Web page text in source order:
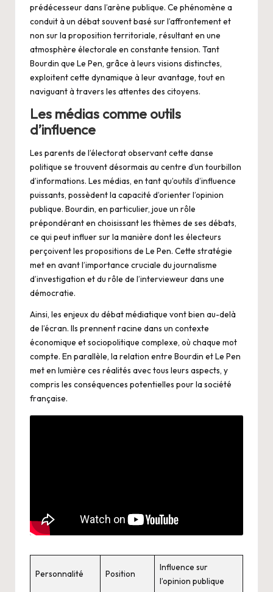
prédécesseur dans l’arène publique. Ce phénomène a
conduit à un débat souvent basé sur l’affrontement et
non sur la proposition territoriale, résultant en une
atmosphère électorale en constante tension. Tant
Bourdin que Le Pen, grâce à leurs visions distinctes,
exploitent cette dynamique à leur avantage, tout en
naviguant à travers les attentes des citoyens.
Les médias comme outils
d’influence
Les parents de l’électorat observant cette danse
politique se trouvent désormais au centre d’un tourbillon
d’informations. Les médias, en tant qu’outils d’influence
puissants, possèdent la capacité d’orienter l’opinion
publique. Bourdin, en particulier, joue un rôle
prépondérant en choisissant les thèmes de ses débats,
ce qui peut influer sur la manière dont les électeurs
perçoivent les propositions de Le Pen. Cette stratégie
met en avant l’importance cruciale du journalisme
d’investigation et du rôle de l’intervieweur dans une
démocratie.
Ainsi, les enjeux du débat médiatique vont bien au-delà
de l’écran. Ils prennent racine dans un contexte
économique et sociopolitique complexe, où chaque mot
compte. En parallèle, la relation entre Bourdin et Le Pen
met en lumière ces réalités avec tous leurs aspects, y
compris les conséquences potentielles pour la société
française.
Personnalité Position
Influence sur
l’opinion publique